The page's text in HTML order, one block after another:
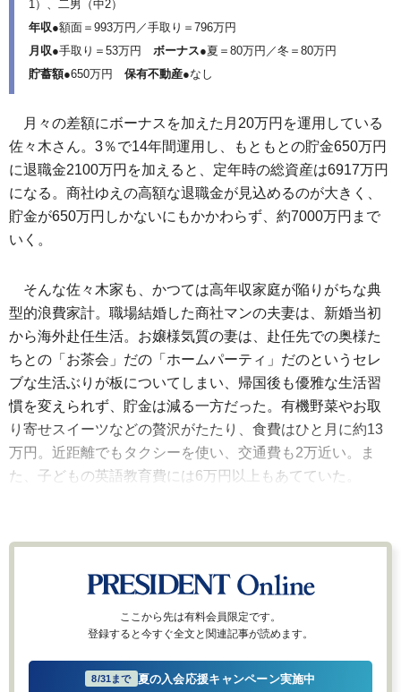
1）、二男（中2）
年収●額面＝993万円／手取り＝796万円
月収●手取り＝53万円 ボーナス●夏＝80万円／冬＝80万円
貯蓄額●650万円 保有不動産●なし
月々の差額にボーナスを加えた月20万円を運用している
佐々木さん。3％で14年間運用し、もともとの貯金650万円
に退職金2100万円を加えると、定年時の総資産は6917万円
になる。商社ゆえの高額な退職金が見込めるのが大きく、
貯金が650万円しかないにもかかわらず、約7000万円まで
いく。
そんな佐々木家も、かつては高年収家庭が陥りがちな典
型的浪費家計。職場結婚した商社マンの夫妻は、新婚当初
から海外赴任生活。お嬢様気質の妻は、赴任先での奥様た
ちとの「お茶会」だの「ホームパーティ」だのというセレ
ブな生活ぶりが板についてしまい、帰国後も優雅な生活習
慣を変えられず、貯金は減る一方だった。有機野菜やお取
り寄せスイーツなどの贅沢がたたり、食費はひと月に約13
万円。近距離でもタクシーを使い、交通費も2万近い。ま
た、子どもの英語教育費には6万円以上もあてていた。
ここから先は有料会員限定です。
登録すると今すぐ全文と関連記事が読めます。
8/31まで 夏の入会応援キャンペーン実施中